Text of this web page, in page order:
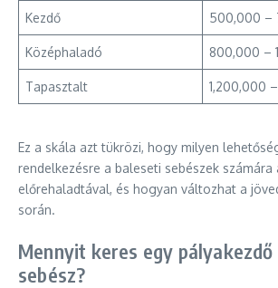
Kezdő 500,000 –
Középhaladó 800,000 –
Tapasztalt 1,200,000
Ez a skála azt tükrözi, hogy milyen
rendelkezésre a baleseti sebészek számára
előrehaladtával, és hogyan változhat a
során.
Mennyit keres egy
sebész?